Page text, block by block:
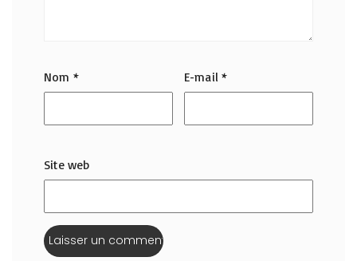
Nom * E-mail*
Site web